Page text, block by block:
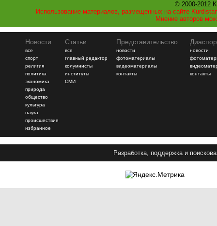
© 2000-2012
Использование материалов, размещенных на сайте
Мнение авторов
Новости
все
спорт
религия
политика
экономика
природа
общество
культура
наука
происшествия
избранное
Статьи
все
главный редактор
колумнисты
институты
СМИ
Представительство
новости
фотоматериалы
видеоматериалы
контакты
новости
контакты
Разработка, поддержка и